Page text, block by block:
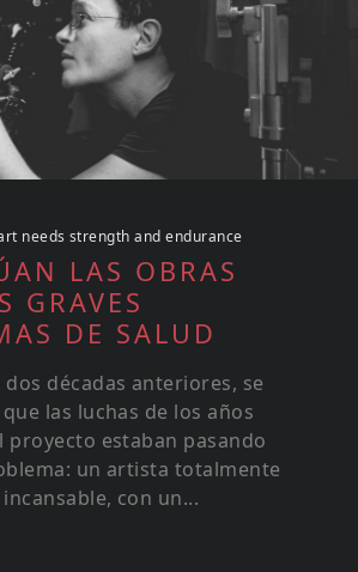
needs strength and endurance
LAS OBRAS
GRAVES
DE SALUD
décadas anteriores, se
las luchas de los años
proyecto estaban pasando
un artista totalmente
con un...